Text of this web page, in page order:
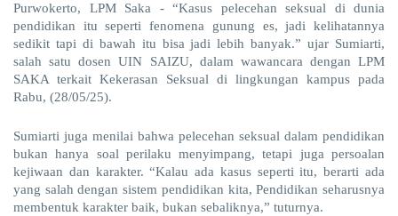
Purwokerto, LPM Saka - “Kasus pelecehan seksual di dunia
pendidikan itu seperti fenomena gunung es, jadi kelihatannya
sedikit tapi di bawah itu bisa jadi lebih banyak.” ujar Sumiarti,
salah satu dosen UIN SAIZU, dalam wawancara dengan LPM
SAKA terkait Kekerasan Seksual di lingkungan kampus pada
Rabu, (28/05/25).
Sumiarti juga menilai bahwa pelecehan seksual dalam pendidikan
bukan hanya soal perilaku menyimpang, tetapi juga persoalan
kejiwaan dan karakter. “Kalau ada kasus seperti itu, berarti ada
yang salah dengan sistem pendidikan kita, Pendidikan seharusnya
membentuk karakter baik, bukan sebaliknya,” tuturnya.